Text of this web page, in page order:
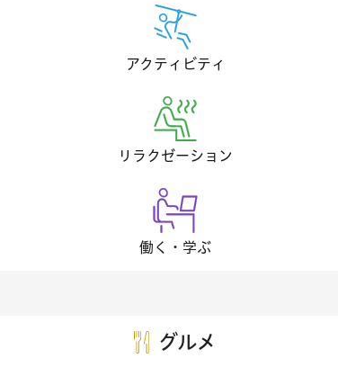
アクティビティ
リラクゼーション
働く・学ぶ
グルメ